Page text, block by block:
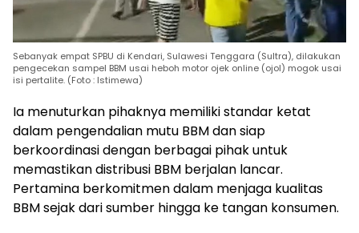
Sebanyak empat SPBU di Kendari, Sulawesi Tenggara (Sultra), dilakukan
pengecekan sampel BBM usai heboh motor ojek online (ojol) mogok usai
isi pertalite. (Foto : Istimewa)
Ia menuturkan pihaknya memiliki standar ketat
dalam pengendalian mutu BBM dan siap
berkoordinasi dengan berbagai pihak untuk
memastikan distribusi BBM berjalan lancar.
Pertamina berkomitmen dalam menjaga kualitas
BBM sejak dari sumber hingga ke tangan konsumen.